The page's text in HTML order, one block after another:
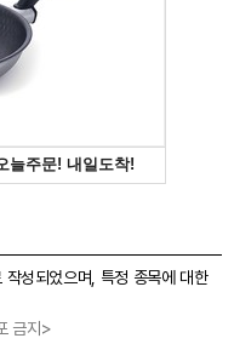
성되었으며, 특정 종목에 대한
금지>